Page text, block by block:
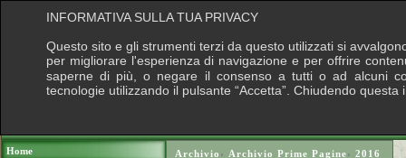
Home
Archivio › Archivio Prime Pagine› 2016
INFORMATIVA SULLA TUA PRIVACY
Questo sito e gli strumenti terzi da questo utilizzati si
per migliorare l'esperienza di navigazione e per offrire
saperne di più, o negare il consenso a tutti o ad alcuni
tecnologie utilizzando il pulsante “Accetta”. Chiudendo